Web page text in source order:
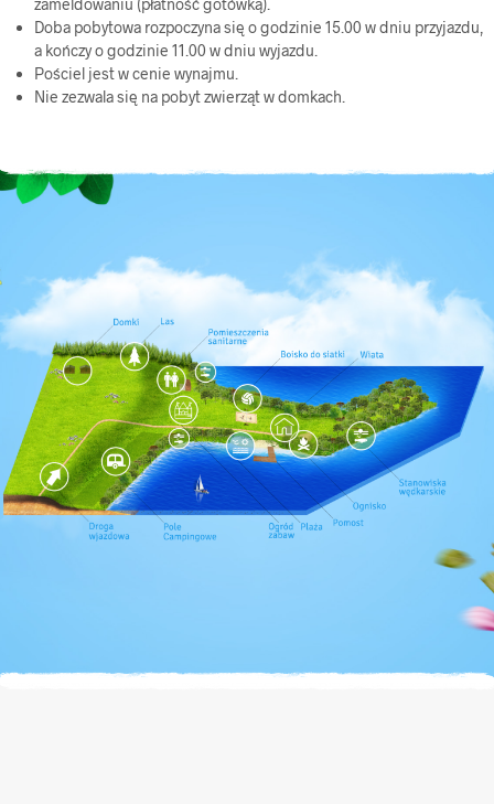
zameldowaniu (płatność gotówką).
Doba pobytowa rozpoczyna się o godzinie 15.00 w dniu przyjazdu,
a kończy o godzinie 11.00 w dniu wyjazdu.
Pościel jest w cenie wynajmu.
Nie zezwala się na pobyt zwierząt w domkach.